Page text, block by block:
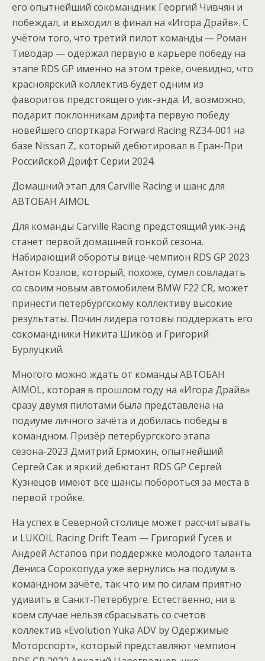
его опытнейший сокомандник Георгий Чивчян и
побеждал, и выходил в финал на «Игора Драйв». С
учётом того, что третий пилот команды — Роман
Тиводар — одержал первую в карьере победу на
этапе RDS GP именно на этом треке, очевидно, что
красноярский коллектив будет одним из
фаворитов предстоящего уик-энда. И, возможно,
подарит поклонникам дрифта первую победу
новейшего спорткара Forward Racing RZ34-001 на
базе Nissan Z, который дебютировал в Гран-При
Российской Дрифт Серии 2024.
Домашний этап для Carville Racing и шанс для
АВТОБАН AIMOL
Для команды Carville Racing предстоящий уик-энд
станет первой домашней гонкой сезона.
Набирающий обороты вице-чемпион RDS GP 2023
Антон Козлов, который, похоже, сумел совладать
со своим новым автомобилем BMW F22 CR, может
принести петербургскому коллективу высокие
результаты. Почин лидера готовы поддержать его
сокомандники Никита Шиков и Григорий
Бурлуцкий.
Многого можно ждать от команды АВТОБАН
AIMOL, которая в прошлом году на «Игора Драйв»
сразу двумя пилотами была представлена на
подиуме личного зачёта и добилась победы в
командном. Призёр петербургского этапа
сезона-2023 Дмитрий Ермохин, опытнейший
Сергей Сак и яркий дебютант RDS GP Сергей
Кузнецов имеют все шансы побороться за места в
первой тройке.
На успех в Северной столице может рассчитывать
и LUKOIL Racing Drift Team — Григорий Гусев и
Андрей Астапов при поддержке молодого таланта
Дениса Сорокопуда уже вернулись на подиум в
командном зачёте, так что им по силам приятно
удивить в Санкт-Петербурге. Естественно, ни в
коем случае нельзя сбрасывать со счетов
коллектив «Evolution Yuka ADV by Одержимые
Моторспорт», который представляют чемпион